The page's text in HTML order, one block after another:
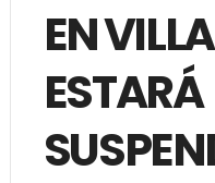
EN
ESTARÁ